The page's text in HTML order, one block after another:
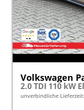
Volkswagen
2.0 TDI 110 kW
unverbindliche Lieferzeit: